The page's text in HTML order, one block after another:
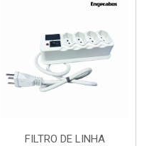
FILTRO DE LINHA